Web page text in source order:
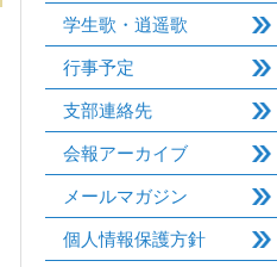
学生歌・逍遥歌
行事予定
支部連絡先
会報アーカイブ
メールマガジン
個人情報保護方針